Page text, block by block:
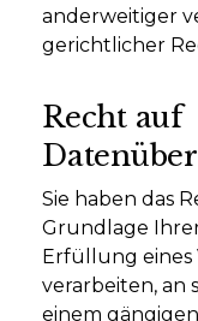
anderweitiger
gerichtlicher
Recht auf
Sie haben das
Grundlage
Erfüllung eines
verarbeiten, an
einem